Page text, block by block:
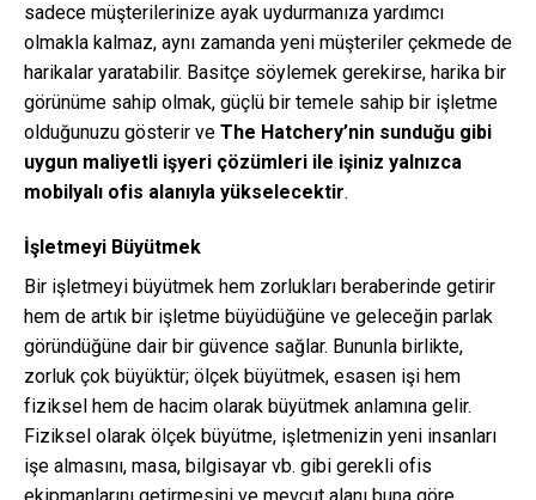
sadece müşterilerinize ayak uydurmanıza yardımcı
olmakla kalmaz, aynı zamanda yeni müşteriler çekmede de
harikalar yaratabilir. Basitçe söylemek gerekirse, harika bir
görünüme sahip olmak, güçlü bir temele sahip bir işletme
olduğunuzu gösterir ve The Hatchery’nin sunduğu gibi
uygun maliyetli işyeri çözümleri ile işiniz yalnızca
mobilyalı ofis alanıyla yükselecektir.
İşletmeyi Büyütmek
Bir işletmeyi büyütmek hem zorlukları beraberinde getirir
hem de artık bir işletme büyüdüğüne ve geleceğin parlak
göründüğüne dair bir güvence sağlar. Bununla birlikte,
zorluk çok büyüktür; ölçek büyütmek, esasen işi hem
fiziksel hem de hacim olarak büyütmek anlamına gelir.
Fiziksel olarak ölçek büyütme, işletmenizin yeni insanları
işe almasını, masa, bilgisayar vb. gibi gerekli ofis